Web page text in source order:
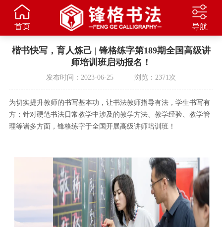
首页 导航
楷书快写，育人炼己 | 锋格练字第189期全国高级讲
师培训班启动报名！
发布时间：2023-06-25 浏览：2371次
为切实提升教师的书写基本功，让书法教师指导有法，学生书写有
方；针对硬笔书法日常教学中涉及的教学方法、教学经验、教学管
理等诸多方面，锋格练字于全国开展高级讲师培训班！